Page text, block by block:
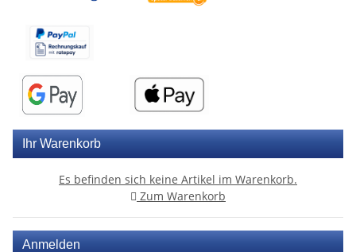
Ihr Warenkorb
Es befinden sich keine Artikel im Warenkorb.
Zum Warenkorb
Anmelden